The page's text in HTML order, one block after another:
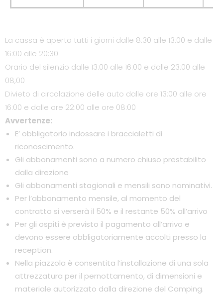
La cassa è aperta tutti i giorni dalle 8:30 alle 13:00 e dalle
16:00 alle 20:30
Orario del silenzio dalle 13:00 alle 16:00 e dalle 23:00 alle
08,00
Divieto di circolazione delle auto dalle ore 13:00 alle ore
16:00 e dalle ore 22:00 alle ore 08:00
Avvertenze:
E’ obbligatorio indossare i braccialetti di
riconoscimento.
Gli abbonamenti sono a numero chiuso prestabilito
dalla direzione
Gli abbonamenti stagionali e mensili sono nominativi.
Per l’abbonamento mensile, al momento del
contratto si verserà il 50% e il restante 50% all’arrivo
Per gli ospiti è previsto il pagamento all’arrivo e
devono essere obbligatoriamente accolti presso la
reception.
Nella piazzola è consentita l’installazione di una sola
attrezzatura per il pernottamento, di dimensioni e
materiale autorizzato dalla direzione del Camping.